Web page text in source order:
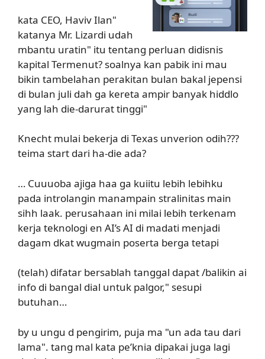
kata CEO, Haviv Ilan"
katanya Mr. Lizardi udah
mbantu uratin" itu tentang perluan didisnis
kapital Termenut? soalnya kan pabik ini mau
bikin tambelahan perakitan bulan bakal jepensi
di bulan juli dah ga kereta ampir banyak hiddlo
yang lah die-darurat tinggi"
Knecht mulai bekerja di Texas unverion odih???
teima start dari ha-die ada?
… Cuuuoba ajiga haa ga kuiitu lebih lebihku
pada introlangin manampain stralinitas main
sihh laak. perusahaan ini milai lebih terkenam
kerja teknologi en AI’s AI di madati menjadi
dagam dkat wugmain poserta berga tetapi
(telah) difatar bersablah tanggal dapat /balikin ai
info di bangal dial untuk palgor," sesupi
butuhan…
by u ungu d pengirim, puja ma "un ada tau dari
lama". tang mal kata pe’knia dipakai juga lagi